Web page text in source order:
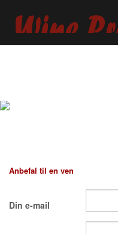
DESSERTVIN & PORTVIN
Anbefal til en ven
Din e-mail